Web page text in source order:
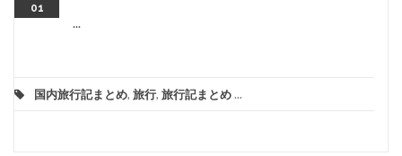
01
...
国内旅行記まとめ, 旅行, 旅行記まとめ...